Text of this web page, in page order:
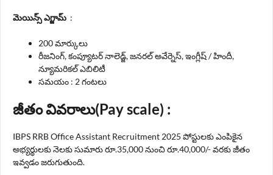
మెయిన్స్ ఎగ్జామ్ :
200 మార్కులు
రీజనింగ్, కంప్యూటర్ నాలెడ్జ్, జనరల్ అవేర్నెస్, ఇంగ్లీష్ / హిందీ,
న్యూమరికల్ ఎబిలిటీ
సమయం : 2 గంటలు
జీతం వివరాలు(Pay scale) :
IBPS RRB Office Assistant Recruitment 2025 పోస్టులకు ఎంపికైన
అభ్యర్థులకు నెలకు సుమారు రూ.35,000 నుంచి రూ.40,000/- వరకు జీతం
ఇవ్వడం జరుగుతుంది.